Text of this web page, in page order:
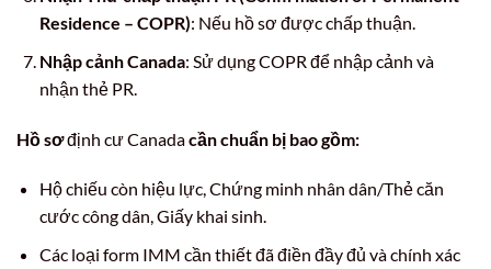
Residence – COPR): Nếu hồ sơ được chấp thuận.
Nhập cảnh Canada: Sử dụng COPR để nhập cảnh và
nhận thẻ PR.
Hồ sơđịnh cư Canadacần chuẩn bị bao gồm:
Hộ chiếu còn hiệu lực, Chứng minh nhân dân/Thẻ căn
cước công dân, Giấy khai sinh.
Các loại form IMM cần thiết đã điền đầy đủ và chính xác